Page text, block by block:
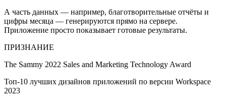
А часть данных — например, благотворительные отчёты и
цифры месяца — генерируются прямо на сервере.
Приложение просто показывает готовые результаты.
ПРИЗНАНИЕ
The Sammy 2022 Sales and Marketing Technology Award
Топ-10 лучших дизайнов приложений по версии Workspace
2023